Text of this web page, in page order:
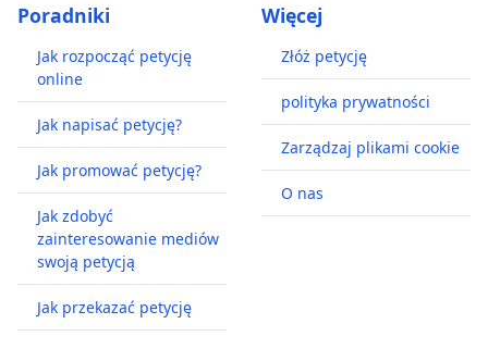
Poradniki
Jak rozpocząć petycję
online
Jak napisać petycję?
Jak promować petycję?
Jak zdobyć
zainteresowanie mediów
swoją petycją
Jak przekazać petycję
Więcej
Złóż petycję
polityka prywatności
Zarządzaj plikami cookie
O nas